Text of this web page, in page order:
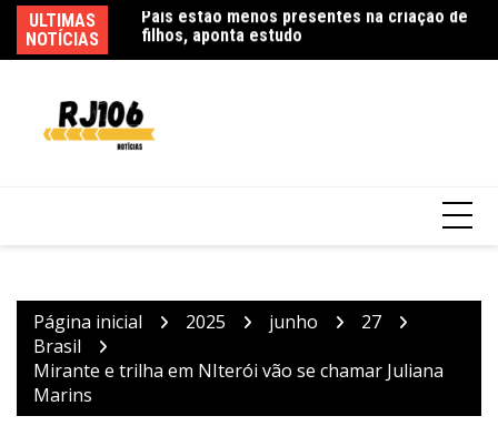
para
o
ULTIMAS
NOTÍCIAS
Colombianas que morreram na queda de
helicóptero eram avó, mãe e filha
Página inicial 2025 junho
27
Brasil
Mirante e trilha em NIterói vão se chamar Juliana
Marins